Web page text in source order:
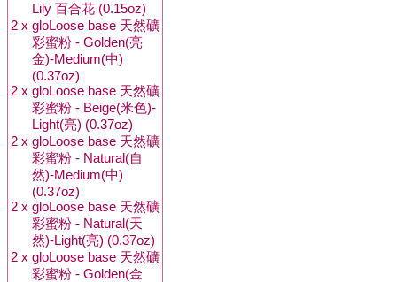
Lily 百合花 (0.15oz)
2 x gloLoose base 天然礦
彩蜜粉 - Golden(亮
金)-Medium(中)
(0.37oz)
2 x gloLoose base 天然礦
彩蜜粉 - Beige(米色)-
Light(亮) (0.37oz)
2 x gloLoose base 天然礦
彩蜜粉 - Natural(自
然)-Medium(中)
(0.37oz)
2 x gloLoose base 天然礦
彩蜜粉 - Natural(天
然)-Light(亮) (0.37oz)
2 x gloLoose base 天然礦
彩蜜粉 - Golden(金